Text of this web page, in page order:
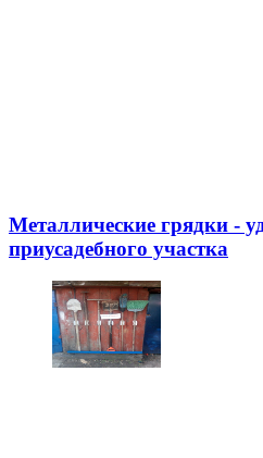
Металлические грядки -
приусадебного участка